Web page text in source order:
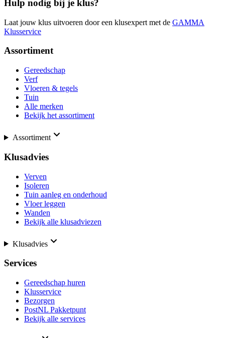
Hulp nodig bij je klus?
Laat jouw klus uitvoeren door een klusexpert met de GAMMA
Klusservice
Assortiment
Gereedschap
Verf
Vloeren & tegels
Tuin
Alle merken
Bekijk het assortiment
Assortiment
Klusadvies
Verven
Isoleren
Tuin aanleg en onderhoud
Vloer leggen
Wanden
Bekijk alle klusadviezen
Klusadvies
Services
Gereedschap huren
Klusservice
Bezorgen
PostNL Pakketpunt
Bekijk alle services